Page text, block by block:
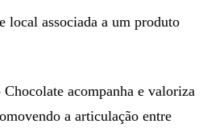
local associada a um produto
acompanha e valoriza
a articulação entre